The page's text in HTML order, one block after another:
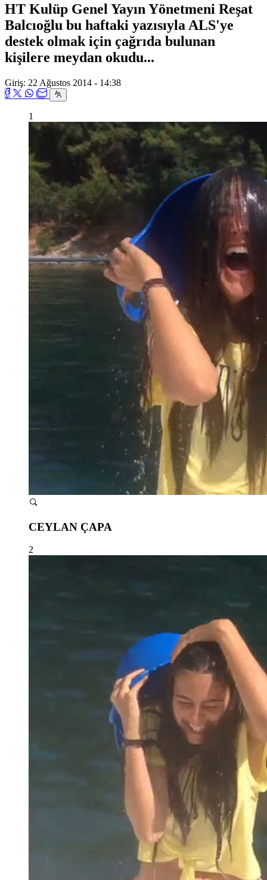
HT Kulüp Genel Yayın Yönetmeni Reşat
Balcıoğlu bu haftaki yazısıyla ALS'ye
destek olmak için çağrıda bulunan
kişilere meydan okudu...
Giriş: 22 Ağustos 2014 - 14:38
1
CEYLAN ÇAPA
2